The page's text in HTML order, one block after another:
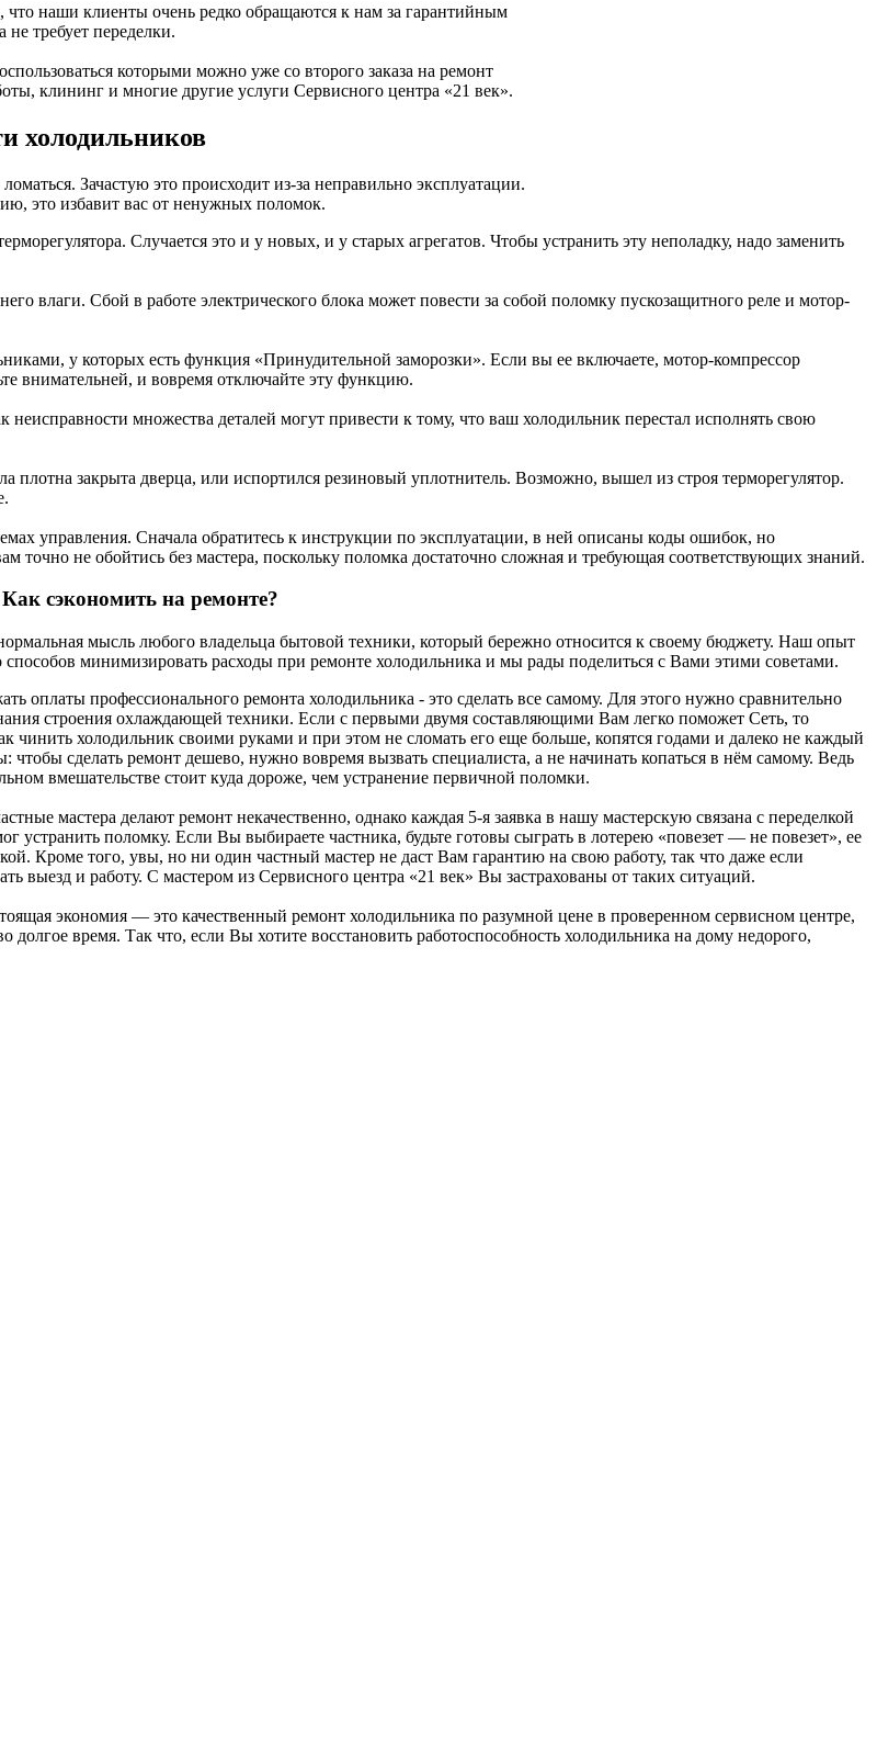
наши клиенты очень редко обращаются к нам за гарантийным
требует переделки.
которыми можно уже со второго заказа на ремонт
клининг и многие другие услуги Сервисного центра «21 век».
холодильников
Зачастую это происходит из-за неправильно эксплуатации.
это избавит вас от ненужных поломок.
Случается это и у новых, и у старых агрегатов. Чтобы устранить эту неполадку, надо заменить
влаги. Сбой в работе электрического блока может повести за собой поломку пускозащитного реле и мотор-
у которых есть функция «Принудительной заморозки». Если вы ее включаете, мотор-компрессор
внимательней, и вовремя отключайте эту функцию.
множества деталей могут привести к тому, что ваш холодильник перестал исполнять свою
закрыта дверца, или испортился резиновый уплотнитель. Возможно, вышел из строя терморегулятор.
управления. Сначала обратитесь к инструкции по эксплуатации, в ней описаны коды ошибок, но
точно не обойтись без мастера, поскольку поломка достаточно сложная и требующая соответствующих знаний.
Как сэкономить на ремонте?
мысль любого владельца бытовой техники, который бережно относится к своему бюджету. Наш опыт
минимизировать расходы при ремонте холодильника и мы рады поделиться с Вами этими советами.
оплаты профессионального ремонта холодильника - это сделать все самому. Для этого нужно сравнительно
строения охлаждающей техники. Если с первыми двумя составляющими Вам легко поможет Сеть, то
чинить холодильник своими руками и при этом не сломать его еще больше, копятся годами и далеко не каждый
сделать ремонт дешево, нужно вовремя вызвать специалиста, а не начинать копаться в нём самому. Ведь
вмешательстве стоит куда дороже, чем устранение первичной поломки.
мастера делают ремонт некачественно, однако каждая 5-я заявка в нашу мастерскую связана с переделкой
устранить поломку. Если Вы выбираете частника, будьте готовы сыграть в лотерею «повезет — не повезет», ее
Кроме того, увы, но ни один частный мастер не даст Вам гарантию на свою работу, так что даже если
выезд и работу. С мастером из Сервисного центра «21 век» Вы застрахованы от таких ситуаций.
экономия — это качественный ремонт холодильника по разумной цене в проверенном сервисном центре,
долгое время. Так что, если Вы хотите восстановить работоспособность холодильника на дому недорого,